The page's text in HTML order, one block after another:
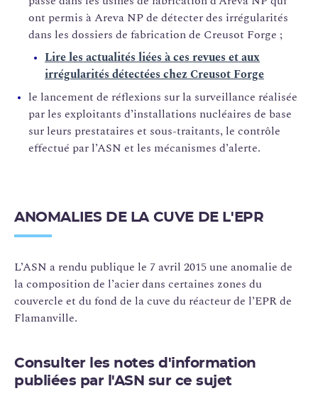
ont permis à Areva NP de détecter des irrégularités
dans les dossiers de fabrication de Creusot Forge ;
Lire les actualités liées à ces revues et aux
irrégularités détectées chez Creusot Forge
le lancement de réflexions sur la surveillance réalisée
par les exploitants d’installations nucléaires de base
sur leurs prestataires et sous-traitants, le contrôle
effectué par l’ASN et les mécanismes d’alerte.
ANOMALIES DE LA CUVE DE L'EPR
L’ASN a rendu publique le 7 avril 2015 une anomalie de
la composition de l’acier dans certaines zones du
couvercle et du fond de la cuve du réacteur de l’EPR de
Flamanville.
Consulter les notes d'information
publiées par l'ASN sur ce sujet